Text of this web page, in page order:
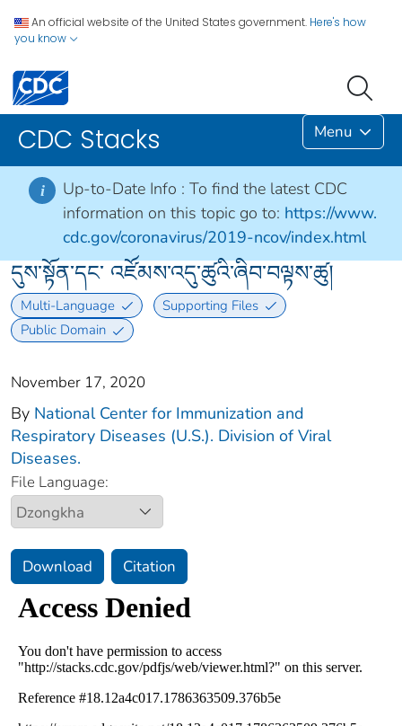
An official website of the United States government. Here's how
you know
CDC Stacks Menu
i Up-to-Date Info : To find the latest CDC
information on this topic go to: https://www.
cdc.gov/coronavirus/2019-ncov/index.html
དུས་སྟོན་དང་ འཛོམས་འདུ་ཚུའི་ཞིབ་བལྟས་ཚུ།
Multi-Language
Supporting Files
Public Domain
November 17, 2020
By National Center for Immunization and
Respiratory Diseases (U.S.). Division of Viral
Diseases.
File Language:
Download Citation